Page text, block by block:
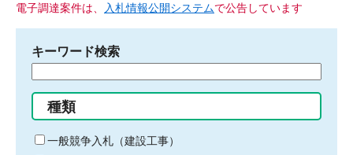
電子調達案件は、 入札情報公開システムで公告しています
キーワード検索
る
キ
種類
一般競争入札（建設工事）